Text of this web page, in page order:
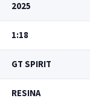
2025
1:18
GT SPIRIT
RESINA